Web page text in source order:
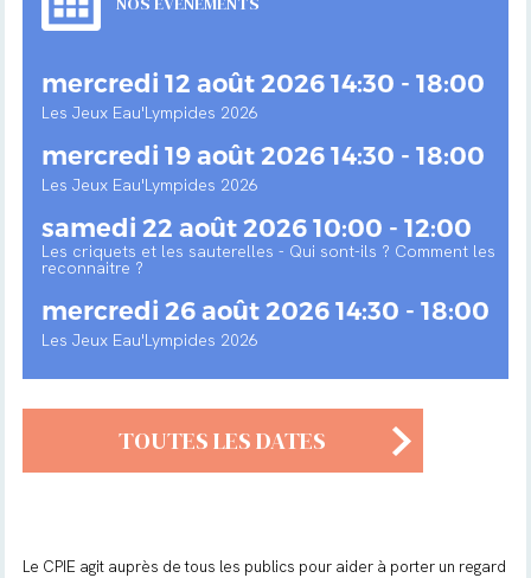
mercredi 12 août 2026 14:30 - 18:00
Les Jeux Eau'Lympides 2026
mercredi 19 août 2026 14:30 - 18:00
Les Jeux Eau'Lympides 2026
samedi 22 août 2026 10:00 - 12:00
Les criquets et les sauterelles - Qui sont-ils ? Comment les
reconnaitre ?
mercredi 26 août 2026 14:30 - 18:00
Les Jeux Eau'Lympides 2026
TOUTES LES DATES
Le CPIE agit auprès de tous les publics pour aider à porter un regard